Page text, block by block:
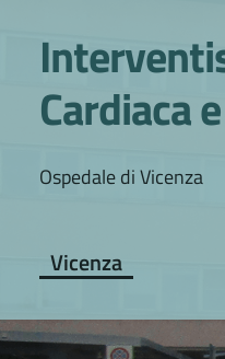
Cardiaca
Ospedale di Vicenza
Vicenza